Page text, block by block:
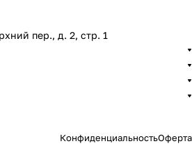
пер., д. 2, стр. 1
КонфиденциальностьОферта